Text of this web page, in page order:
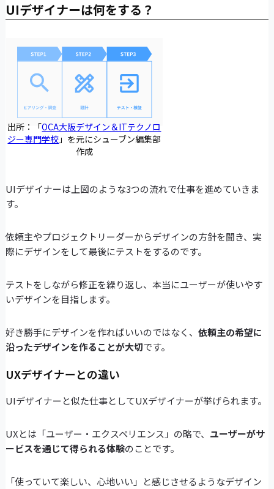
UIデザイナーは何をする？
出所：「OCA大阪デザイン＆ITテクノロ
ジー専門学校 」を元にシューブン編集部
作成
UIデザイナーは上図のような3つの流れで仕事を進めていきま
す。
依頼主やプロジェクトリーダーからデザインの方針を聞き、実
際にデザインをして最後にテストをするのです。
テストをしながら修正を繰り返し、本当にユーザーが使いやす
いデザインを目指します。
好き勝手にデザインを作ればいいのではなく、 依頼主の希望に
沿ったデザインを作ることが大切です。
UXデザイナーとの違い
UIデザイナーと似た仕事としてUXデザイナーが挙げられます。
UXとは「ユーザー・エクスペリエンス」の略で、 ユーザーがサ
ービスを通じて得られる体験のことです。
「使っていて楽しい、心地いい」と感じさせるようなデザイン